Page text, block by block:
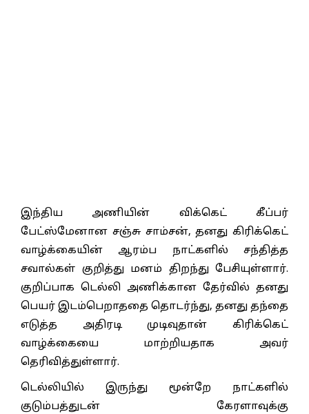
இந்திய அணியின் விக்கெட் கீப்பர்
பேட்ஸ்மேனான சஞ்சு சாம்சன், தனது கிரிக்கெட்
வாழ்க்கையின் ஆரம்ப நாட்களில் சந்தித்த
சவால்கள் குறித்து மனம் திறந்து பேசியுள்ளார்.
குறிப்பாக டெல்லி அணிக்கான தேர்வில் தனது
பெயர் இடம்பெறாததை தொடர்ந்து, தனது தந்தை
எடுத்த அதிரடி முடிவுதான் கிரிக்கெட்
வாழ்க்கையை மாற்றியதாக அவர்
தெரிவித்துள்ளார்.
டெல்லியில் இருந்து மூன்றே நாட்களில்
குடும்பத்துடன் கேரளாவுக்கு